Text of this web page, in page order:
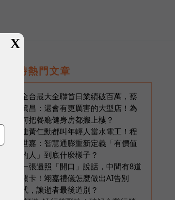
即時熱門文章
全台最大全聯首日業績破百萬，蔡
篤昌：還會有更厲害的大型店！為
何把餐廳健身房都搬上樓？
連黃仁勳都叫年輕人當水電工！程
世嘉：智慧通膨重新定義「有價值
的人」到底什麼樣子？
一張遺照「開口」說話，中間有8道
關卡！翊嘉禮儀怎麼做出AI告別
式，讓逝者最後道別？
X